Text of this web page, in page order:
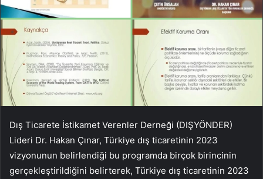
Dış Ticarete İstikamet Verenler Derneği (DIŞYÖNDER)
Lideri Dr. Hakan Çınar, Türkiye dış ticaretinin 2023
vizyonunun belirlendiği bu programda birçok birincinin
gerçekleştirildiğini belirterek, Türkiye dış ticaretinin 2023